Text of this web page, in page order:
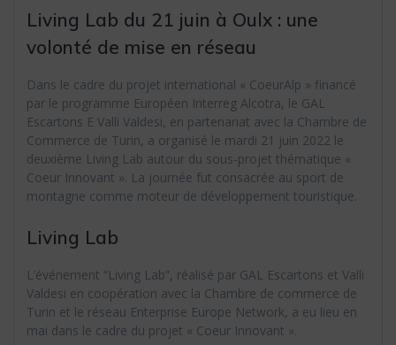
Living Lab du 21 juin à Oulx : une
volonté de mise en réseau
Dans le cadre du projet international « CoeurAlp » financé
par le programme Européen Interreg Alcotra, le GAL
Escartons E Valli Valdesi, en partenariat avec la Chambre de
Commerce de Turin, a organisé le mardi 21 juin 2022 le
deuxième Living Lab autour du sous-projet thématique «
Coeur Innovant ». La journée fut consacrée au sport de
montagne comme moteur de développement touristique.
Living Lab
L’événement “Living Lab”, réalisé par GAL Escartons et Valli
Valdesi en coopération avec la Chambre de commerce de
Turin et le réseau Enterprise Europe Network, a eu lieu en
mai dans le cadre du projet « Coeur Innovant ».